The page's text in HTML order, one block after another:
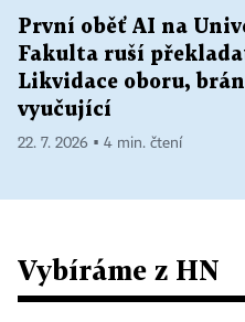
První oběť AI na
Fakulta ruší
Likvidace oboru,
vyučující
22. 7. 2026 ▪ 4 min. čtení
Vybíráme z HN